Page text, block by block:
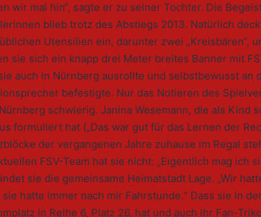
wir mal hin“, sagte er zu seiner Tochter. Die
blieb trotz des Abstiegs 2013. Natürlich
Utensilien ein, darunter zwei „Kreisbären“,
sie sich ein knapp drei Meter breites Banner mit
auch in Nürnberg ausrollte und selbstbewusst an
befestigte. Nur das Notieren des
schwierig. Janina Wesemann, die als Kind
formuliert hat („Das war gut für das Lernen der
der vergangenen Jahre zuhause im Regal
FSV-Team hat sie nicht: „Eigentlich mag ich
sie die gemeinsame Heimatstadt Lage. „Wir
sie hatte immer nach mir Fahrstunde.“ Dass sie in
in Reihe 6, Platz 26, hat und auch ihr Fan-